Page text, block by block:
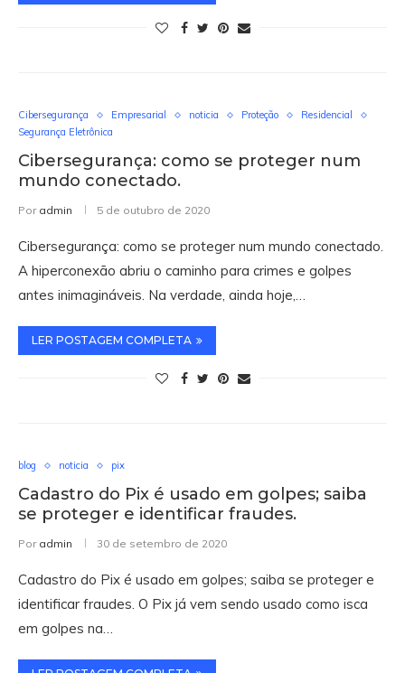
Cibersegurança Empresarial noticia Proteção
Residencial
Segurança Eletrônica
Cibersegurança: como se proteger num
mundo conectado.
Por admin 5 de outubro de 2020
Cibersegurança: como se proteger num mundo conectado.
A hiperconexão abriu o caminho para crimes e golpes
antes inimagináveis. Na verdade, ainda hoje,…
LER POSTAGEM COMPLETA
blog noticia pix
Cadastro do Pix é usado em golpes; saiba
se proteger e identificar fraudes.
Por admin 30 de setembro de 2020
Cadastro do Pix é usado em golpes; saiba se proteger e
identificar fraudes. O Pix já vem sendo usado como isca
em golpes na…